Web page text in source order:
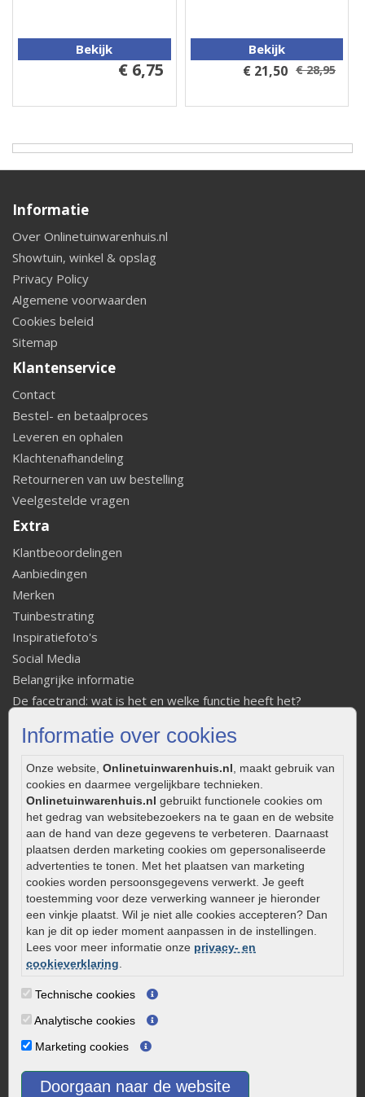
Informatie over cookies
Onze website, Onlinetuinwarenhuis.nl , maakt gebruik van
cookies en daarmee vergelijkbare technieken.
Onlinetuinwarenhuis.nl gebruikt functionele cookies om
het gedrag van websitebezoekers na te gaan en de website
aan de hand van deze gegevens te verbeteren. Daarnaast
plaatsen derden marketing cookies om gepersonaliseerde
advertenties te tonen. Met het plaatsen van marketing
cookies worden persoonsgegevens verwerkt. Je geeft
toestemming voor deze verwerking wanneer je hieronder
een vinkje plaatst. Wil je niet alle cookies accepteren? Dan
kan je dit op ieder moment aanpassen in de instellingen.
Lees voor meer informatie onze privacy- en
cookieverklaring
Technische cookies
Analytische cookies
Marketing cookies
Doorgaan naar de website
Bekijk
€ 6,75
Bekijk
€ 21,50 € 28,95
Informatie
Over Onlinetuinwarenhuis.nl
Showtuin, winkel & opslag
Privacy Policy
Algemene voorwaarden
Cookies beleid
Sitemap
Klantenservice
Contact
Bestel- en betaalproces
Leveren en ophalen
Klachtenafhandeling
Retourneren van uw bestelling
Veelgestelde vragen
Extra
Klantbeoordelingen
Aanbiedingen
Merken
Tuinbestrating
Inspiratiefoto's
Social Media
Belangrijke informatie
De facetrand: wat is het en welke functie heeft het?
Fundering voor betonstenen aanleggen
Welke tuinstijl past bij mij
Strakke tuin inrichten
Legverbanden gebakken bestrating
Onderhoud van gebakken bestrating
Aanlegtips voor gebakken bestrating
Zelf een terras aanleggen
Kleine stadstuin inrichten
0320 – 219170
Kaapstanderweg 41
8243 RB Lelystad
info@onlinetuinwarenhuis.nl
Dinsdag
08:00 - 17:00